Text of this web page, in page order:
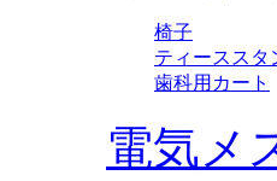
椅子
ティーススタ
歯科用カート
電気メ